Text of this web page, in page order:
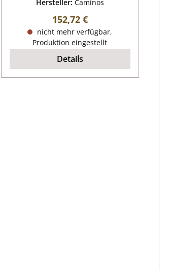
Hersteller: Caminos
Regulärer Preis:
152,72 €
nicht mehr verfügbar,
Produktion eingestellt
Details